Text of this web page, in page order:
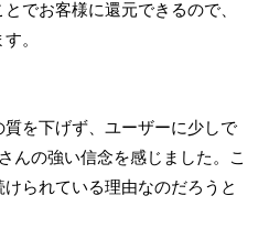
でお客様に還元できるので、
。
を下げず、ユーザーに少しで
んの強い信念を感じました。こ
られている理由なのだろうと